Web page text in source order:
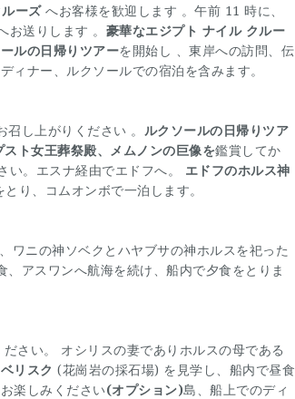
ーズへお客様を歓迎します 。午前 11 時に、
お送りします 。 豪華なエジプト ナイル クルー
ルの日帰りツアーを開始し 、東岸への訪問、伝
ィナー、ルクソールでの宿泊を含みます。
し上がりください 。 ルクソールの日帰りツア
ト女王葬祭殿、メムノンの巨像を鑑賞してか
い。エスナ経由でエドフへ。 エドフのホルス神
り、コムオンボで一泊します。
、ワニの神ソベクとハヤブサの神ホルスを祀った
アスワンへ航海を続け、船内で夕食をとりま
ださい。 オシリスの妻でありホルスの母である
リスク (花崗岩の採石場) を見学し、船内で昼食
楽しみください(オプション)島、船上でのディ